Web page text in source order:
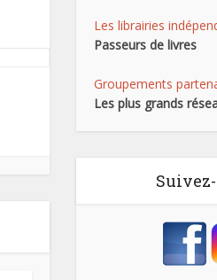
Les librairies
Passeurs de livres
Groupements
Les plus grands